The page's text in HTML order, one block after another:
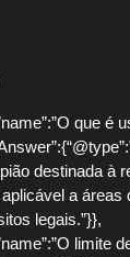
que é
destinada à
a áreas
legais.”}},
limite